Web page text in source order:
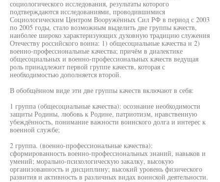
социологического исследования, результаты которого
подтверждаются исследованиями, проводившимися
Социологическим Центром Вооружённых Сил РФ в период с 2003
по 2005 годы, стало возможным выделить две группы качеств,
наиболее широко характеризующих духовную традицию служения
Отечеству российского воина: 1) общесоциальные качества н 2)
военно-профессиональные качества; причём в диалектике
общесоциальных и военно-профессиональных качеств ведущая
роль принадлежит первой группе качеств, которая с
необходимостью дополняется второй.
В обобщённом виде эти две группы качеств включают в себя:
1 группа (общесоциальные качества): осознание необходимости
защиты Родины, любовь к Родине, патриотизм, нравственную
убеждённость, понимание важности воинского долга и интерес к
военной службе;
2 группа. (военно-профессиональные качества):
сформированность военно-профессиональных знаний, навыков и
умений; морально-психологическую закалку, высокую
организованность и дисциплину; высокий уровень физического
развития и активность в различных видах воинской деятельности.